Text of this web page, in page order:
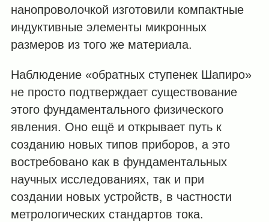
нанопроволочкой изготовили компактные
индуктивные элементы микронных
размеров из того же материала.
Наблюдение «обратных ступенек Шапиро»
не просто подтверждает существование
этого фундаментального физического
явления. Оно ещё и открывает путь к
созданию новых типов приборов, а это
востребовано как в фундаментальных
научных исследованиях, так и при
создании новых устройств, в частности
метрологических стандартов тока.